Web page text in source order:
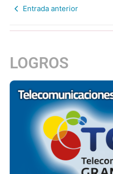
Entrada anterior
LOGROS